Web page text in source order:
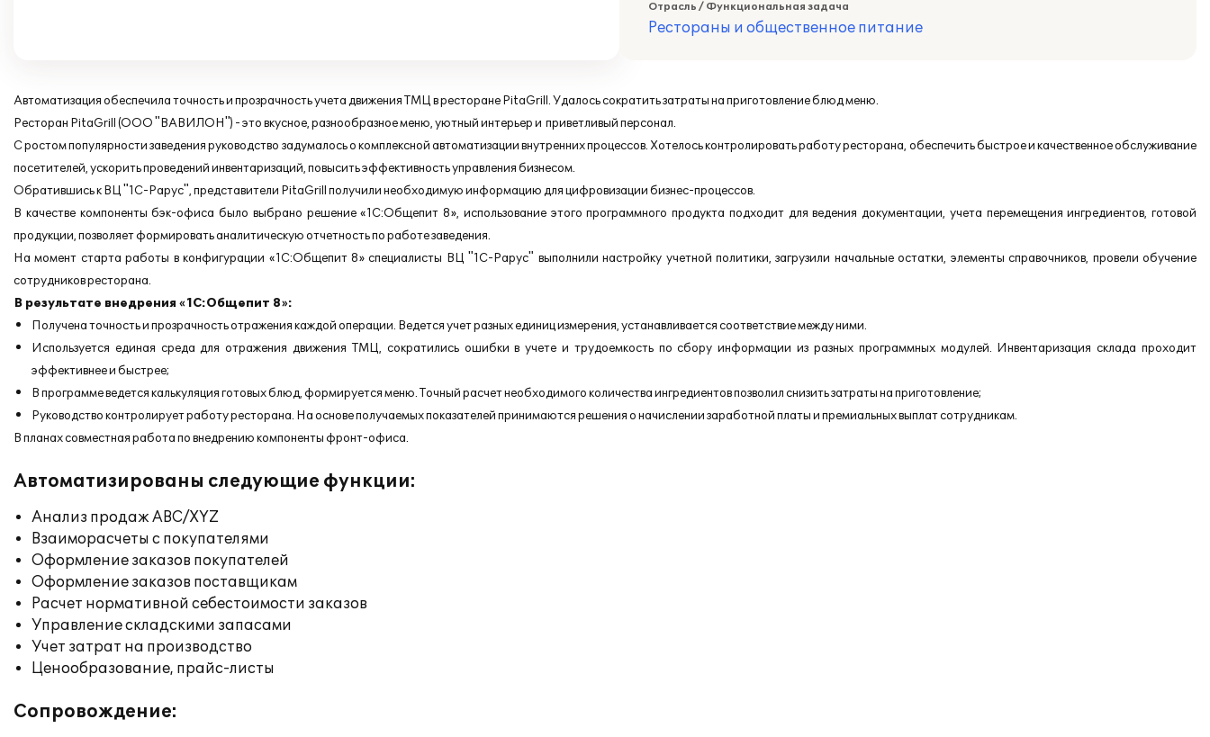
Отрасль / Функциональная задача
Рестораны и общественное питание
Автоматизация обеспечила точность и прозрачность учета движения ТМЦ в ресторане PitaGrill. Удалось сократить затраты на приготовление блюд меню.
Ресторан PitaGrill (ООО "ВАВИЛОН") - это вкусное, разнообразное меню, уютный интерьер и приветливый персонал.
С ростом популярности заведения руководство задумалось о комплексной автоматизации внутренних процессов. Хотелось контролировать работу ресторана, обеспечить быстрое и качественное обслуживание
посетителей, ускорить проведений инвентаризаций, повысить эффективность управления бизнесом.
Обратившись к ВЦ "1С-Рарус", представители PitaGrill получили необходимую информацию для цифровизации бизнес-процессов.
В качестве компоненты бэк-офиса было выбрано решение «1С:Общепит 8», использование этого программного продукта подходит для ведения документации, учета перемещения ингредиентов, готовой
продукции, позволяет формировать аналитическую отчетность по работе заведения.
На момент старта работы в конфигурации «1С:Общепит 8» специалисты ВЦ "1С-Рарус" выполнили настройку учетной политики, загрузили начальные остатки, элементы справочников, провели обучение
сотрудников ресторана.
В результате внедрения «1С:Общепит 8»:
Получена точность и прозрачность отражения каждой операции. Ведется учет разных единиц измерения, устанавливается соответствие между ними.
Используется единая среда для отражения движения ТМЦ, сократились ошибки в учете и трудоемкость по сбору информации из разных программных модулей. Инвентаризация склада проходит
эффективнее и быстрее;
В программе ведется калькуляция готовых блюд, формируется меню. Точный расчет необходимого количества ингредиентов позволил снизить затраты на приготовление;
Руководство контролирует работу ресторана. На основе получаемых показателей принимаются решения о начислении заработной платы и премиальных выплат сотрудникам.
В планах совместная работа по внедрению компоненты фронт-офиса.
Автоматизированы следующие функции:
Анализ продаж ABC/XYZ
Взаиморасчеты с покупателями
Оформление заказов покупателей
Оформление заказов поставщикам
Расчет нормативной себестоимости заказов
Управление складскими запасами
Учет затрат на производство
Ценообразование, прайс-листы
Сопровождение: